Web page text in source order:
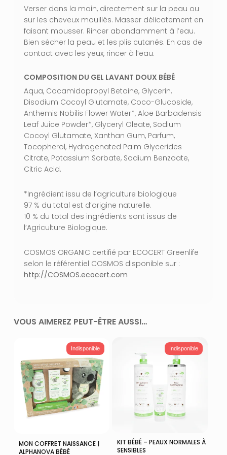
Aller À La Boutique
Verser dans la main, directement sur la peau ou
sur les cheveux mouillés. Masser délicatement en
faisant mousser. Rincer abondamment à l’eau.
Bien sécher la peau et les plis cutanés. En cas de
contact avec les yeux, rincer à l’eau.
COMPOSITION DU GEL LAVANT DOUX BÉBÉ
Aqua, Cocamidopropyl Betaine, Glycerin,
Disodium Cocoyl Glutamate, Coco-Glucoside,
Anthemis Nobilis Flower Water*, Aloe Barbadensis
Leaf Juice Powder*, Glyceryl Oleate, Sodium
Cocoyl Glutamate, Xanthan Gum, Parfum,
Tocopherol, Hydrogenated Palm Glycerides
Citrate, Potassium Sorbate, Sodium Benzoate,
Citric Acid.
*Ingrédient issu de l’agriculture biologique
97 % du total est d’origine naturelle.
10 % du total des ingrédients sont issus de
l’Agriculture Biologique.
COSMOS ORGANIC certifié par ECOCERT Greenlife
selon le référentiel COSMOS disponible sur :
http://COSMOS.ecocert.com
VOUS AIMEREZ PEUT-ÊTRE AUSSI…
Indisponible
Lire La Suite
MON COFFRET NAISSANCE |
ALPHANOVA BÉBÉ
Indisponible
Plus D'infos
KIT BÉBÉ – PEAUX NORMALES À
SENSIBLES